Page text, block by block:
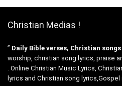
Christian Medias !
” Daily Bible verses, Christian
worship, christian song lyrics, praise
. Online Christian Music Lyrics,
lyrics and Christian song lyrics,Gospel